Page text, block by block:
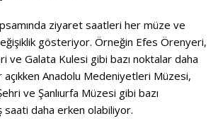
ziyaret saatleri her müze ve
gösteriyor. Örneğin Efes Örenyeri,
ve Galata Kulesi gibi bazı noktalar daha
Anadolu Medeniyetleri Müzesi,
ve Şanlıurfa Müzesi gibi bazı
saati daha erken olabiliyor.